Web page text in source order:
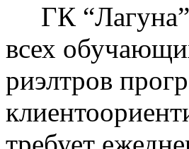
ГК “Лагуна”
всех
риэлтров